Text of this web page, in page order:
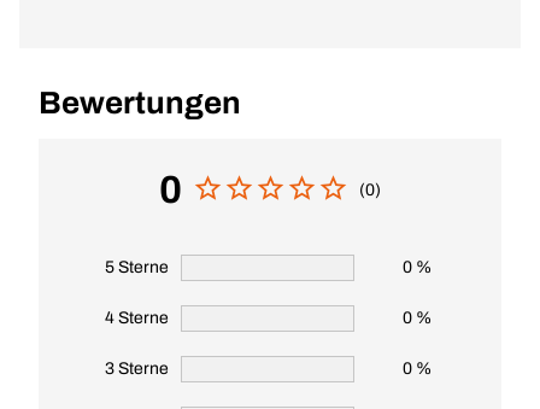
Bewertungen
0 (0)
5 Sterne 0 %
4 Sterne 0 %
3 Sterne 0 %